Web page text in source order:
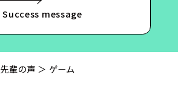
Success message
先輩の声 ゲーム